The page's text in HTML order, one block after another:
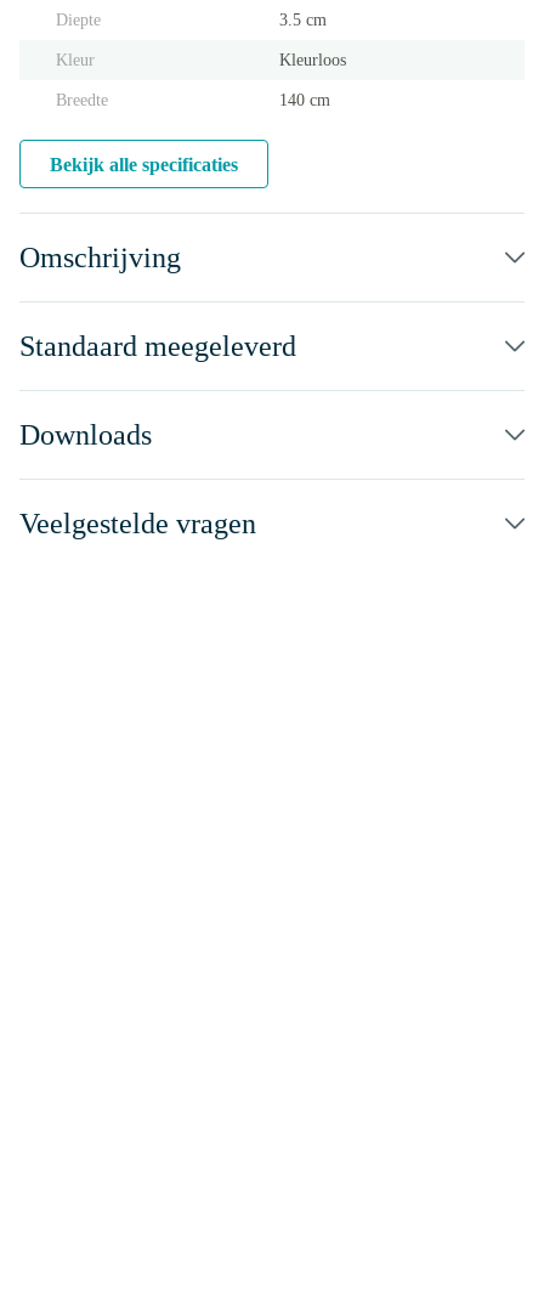
Diepte 3.5 cm
Kleur Kleurloos
Breedte 140 cm
Bekijk alle specificaties
Omschrijving
Standaard meegeleverd
Downloads
Veelgestelde vragen